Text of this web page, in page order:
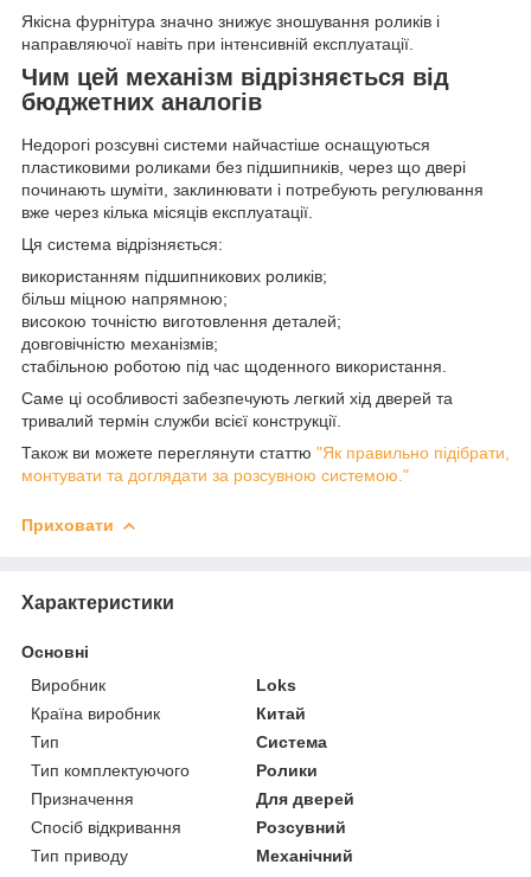
Якісна фурнітура значно знижує зношування роликів і
направляючої навіть при інтенсивній експлуатації.
Чим цей механізм відрізняється від
бюджетних аналогів
Недорогі розсувні системи найчастіше оснащуються
пластиковими роликами без підшипників, через що двері
починають шуміти, заклинювати і потребують регулювання
вже через кілька місяців експлуатації.
Ця система відрізняється:
використанням підшипникових роликів;
більш міцною напрямною;
високою точністю виготовлення деталей;
довговічністю механізмів;
стабільною роботою під час щоденного використання.
Саме ці особливості забезпечують легкий хід дверей та
тривалий термін служби всієї конструкції.
Також ви можете переглянути статтю "Як правильно підібрати,
монтувати та доглядати за розсувною системою."
Приховати
Характеристики
Основні
Виробник
Loks
Країна виробник
Китай
Тип
Система
Тип комплектуючого
Ролики
Призначення
Для дверей
Спосіб відкривання
Розсувний
Тип приводу
Механічний